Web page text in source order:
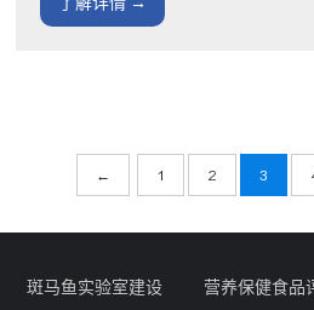
← 1 2 3
斑马鱼实验室建设 营养保健食品